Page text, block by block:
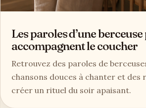
Les paroles d’une
accompagnent le coucher
Retrouvez des paroles de
chansons douces à chanter et des
créer un rituel du soir apaisant.